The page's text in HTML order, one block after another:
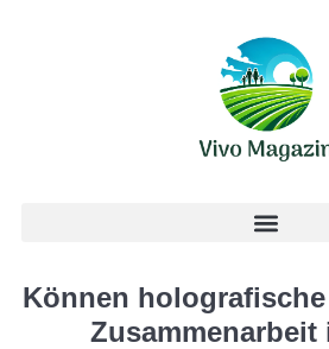
Können
Zusammenarbeit